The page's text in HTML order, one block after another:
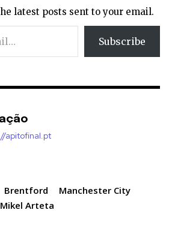
latest posts sent to your email.
Subscribe
apitofinal.pt
Brentford
Manchester City
Mikel Arteta